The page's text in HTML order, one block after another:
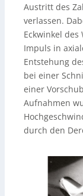
Austritt des
verlassen.
Eckwinkel
Impuls in
Entstehung
bei einer
einer
Aufnahmen
durch den